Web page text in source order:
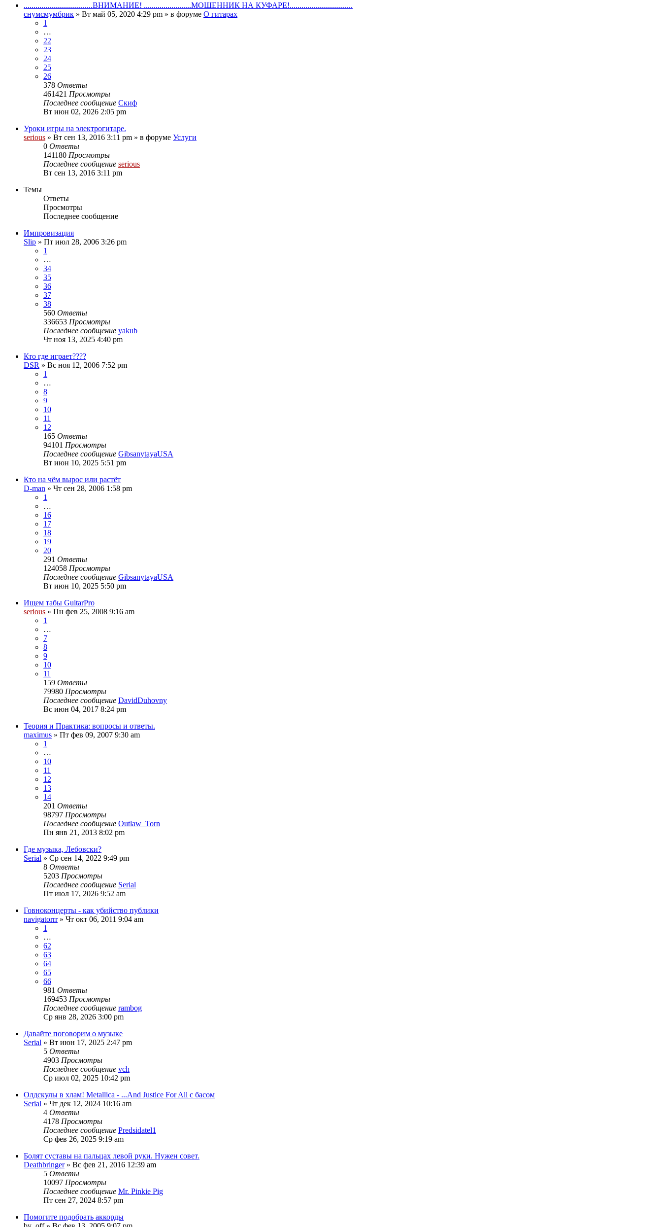
...................................ВНИМАНИЕ! ........................МОШЕННИК НА КУФАРЕ!................................
снумсмумбрик » Вт май 05, 2020 4:29 pm » в форуме О гитарах
1
…
22
23
24
25
26
378 Ответы
461421 Просмотры
Последнее сообщение Скиф
Вт июн 02, 2026 2:05 pm
Уроки игры на электрогитаре.
serious » Вт сен 13, 2016 3:11 pm » в форуме Услуги
0 Ответы
141180 Просмотры
Последнее сообщение serious
Вт сен 13, 2016 3:11 pm
Темы
Ответы
Просмотры
Последнее сообщение
Импровизация
Slip » Пт июл 28, 2006 3:26 pm
1
…
34
35
36
37
38
560 Ответы
336653 Просмотры
Последнее сообщение yakub
Чт ноя 13, 2025 4:40 pm
Кто где играет????
DSR » Вс ноя 12, 2006 7:52 pm
1
…
8
9
10
11
12
165 Ответы
94101 Просмотры
Последнее сообщение GibsanytayaUSA
Вт июн 10, 2025 5:51 pm
Кто на чём вырос или растёт
D-man » Чт сен 28, 2006 1:58 pm
1
…
16
17
18
19
20
291 Ответы
124058 Просмотры
Последнее сообщение GibsanytayaUSA
Вт июн 10, 2025 5:50 pm
Ищем табы GuitarPro
serious » Пн фев 25, 2008 9:16 am
1
…
7
8
9
10
11
159 Ответы
79980 Просмотры
Последнее сообщение DavidDuhovny
Вс июн 04, 2017 8:24 pm
Теория и Практика: вопросы и ответы.
maximus » Пт фев 09, 2007 9:30 am
1
…
10
11
12
13
14
201 Ответы
98797 Просмотры
Последнее сообщение Outlaw_Torn
Пн янв 21, 2013 8:02 pm
Где музыка, Лебовски?
Serial » Ср сен 14, 2022 9:49 pm
8 Ответы
5203 Просмотры
Последнее сообщение Serial
Пт июл 17, 2026 9:52 am
Говноконцерты - как убийство публики
navigatorrr» Чт окт 06, 2011 9:04 am
1
…
62
63
64
65
66
981 Ответы
169453 Просмотры
Последнее сообщение rambog
Ср янв 28, 2026 3:00 pm
Давайте поговорим о музыке
Serial » Вт июн 17, 2025 2:47 pm
5 Ответы
4903 Просмотры
Последнее сообщение vch
Ср июл 02, 2025 10:42 pm
Олдскулы в хлам! Metallica - ...And Justice For All с басом
Serial » Чт дек 12, 2024 10:16 am
4 Ответы
4178 Просмотры
Последнее сообщение Predsidatel1
Ср фев 26, 2025 9:19 am
Болят суставы на пальцах левой руки. Нужен совет.
Deathbringer» Вс фев 21, 2016 12:39 am
5 Ответы
10097 Просмотры
Последнее сообщение Mr. Pinkie Pig
Пт сен 27, 2024 8:57 pm
Помогите подобрать аккорды